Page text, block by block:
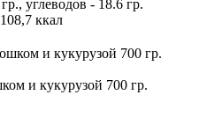
углеводов - 18.6 гр.
ккал
и кукурузой 700 гр.